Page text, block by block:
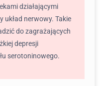
działającymi
układ nerwowy. Takie
do zagrażających
depresji
serotoninowego.